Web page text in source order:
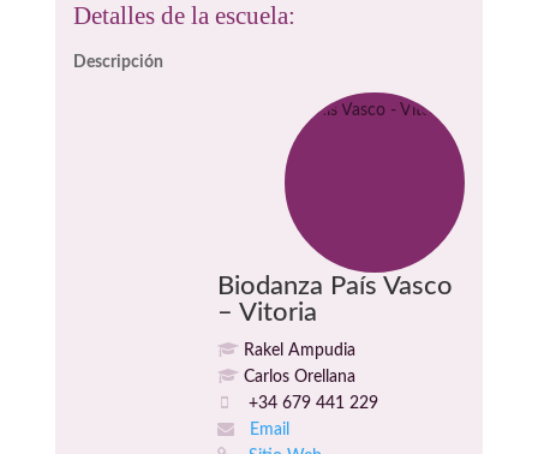
Detalles de la escuela:
Descripción
Biodanza País Vasco
– Vitoria
Rakel Ampudia
Carlos Orellana
+34 679 441 229
Email